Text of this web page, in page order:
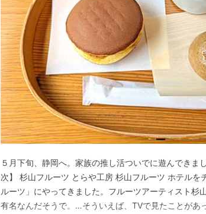
５月下旬、静岡へ。家族の推し活ついでに遊んできま
次】 杉山フルーツ とらや工房 杉山フルーツ ホテルを
ルーツ」にやってきました。フルーツアーティスト杉
有名なんだそうで。…そういえば、TVで見たことがあ